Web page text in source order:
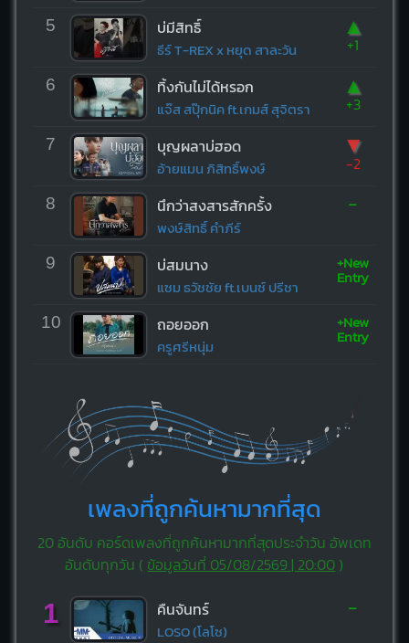
5 บ่มีสิทธิ์
ธีร์ T-REX x หยุด สาละวัน
▲
+1
6 ทิ้งกันไม่ได้หรอก
แจ๊ส สปุ๊กนิค ft.เกมส์ สุจิตรา
▲
+3
7 บุญผลาบ่ฮอด
อ้ายแมน ภิสิทธิ์พงษ์
▼
-2
8 นึกว่าสงสารสักครั้ง
พงษ์สิทธิ์ คำภีร์
-
9 บ่สมนาง
แซม ธวัชชัย ft.เบนซ์ ปรีชา
+New
Entry
10 ถอยออก
ครูศรีหนุ่ม
+New
Entry
เพลงที่ถูกค้นหามากที่สุด
20 อันดับ คอร์ดเพลงที่ถูกค้นหามากที่สุดประจำวัน อัพเดท
อันดับทุกวัน ( ข้อมูลวันที่ 05/08/2569 | 20:00 )
1 คืนจันทร์
LOSO (โลโซ)
-